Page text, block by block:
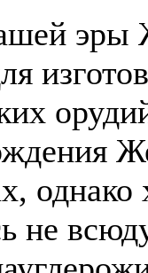
эры
однако
не